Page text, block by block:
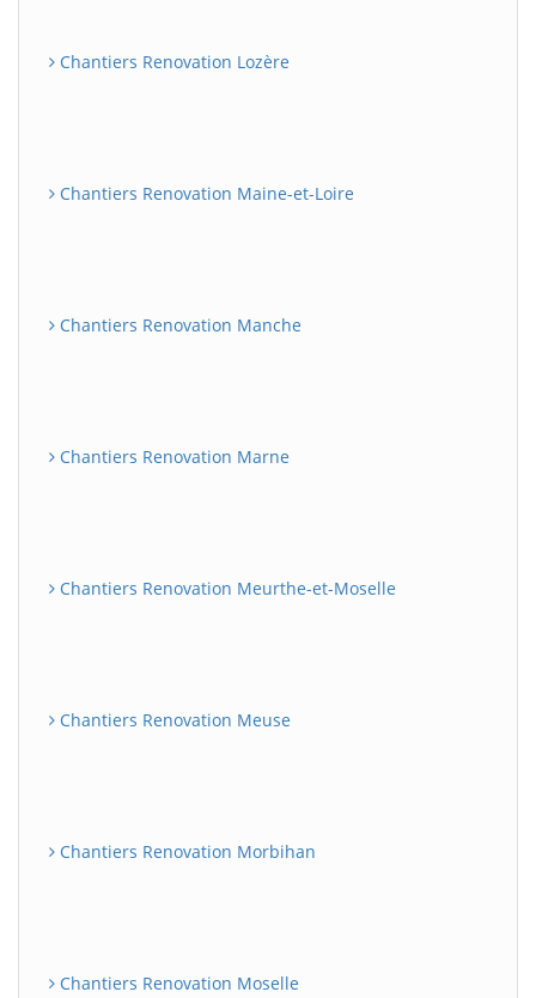
Chantiers Renovation Lozère
Chantiers Renovation Maine-et-Loire
Chantiers Renovation Manche
Chantiers Renovation Marne
Chantiers Renovation Meurthe-et-Moselle
Chantiers Renovation Meuse
Chantiers Renovation Morbihan
Chantiers Renovation Moselle